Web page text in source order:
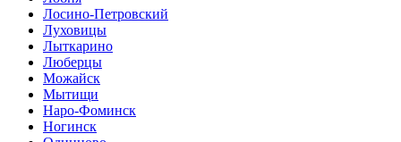
Лосино-Петровский
Луховицы
Лыткарино
Люберцы
Можайск
Мытищи
Наро-Фоминск
Ногинск